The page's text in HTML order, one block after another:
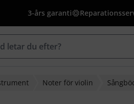
3-års garanti
Noter för violin